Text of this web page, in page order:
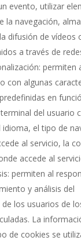
evento, utilizar
la navegación,
difusión de vídeos
a través de
permiten
con algunas
en
del usuario
el tipo de
al servicio, la
accede al
permiten al
y análisis del
los usuarios de
La
de cookies se